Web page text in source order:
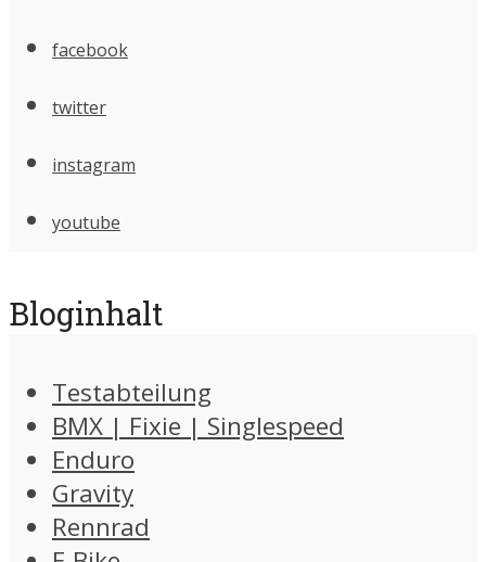
facebook
twitter
instagram
youtube
Bloginhalt
Testabteilung
BMX | Fixie | Singlespeed
Enduro
Gravity
Rennrad